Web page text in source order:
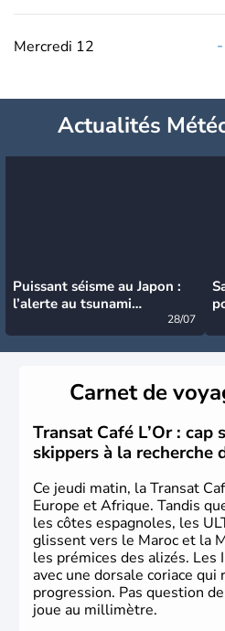
Mercredi 12 -
Actualités
Puissant séisme au Japon :
l’alerte au tsunami
28/07
Carnet de
Transat Café L’Or : cap
skippers à la recherche
Ce jeudi matin, la Transat
Europe et Afrique. Tandis
les côtes espagnoles, les
glissent vers le Maroc et la
les prémices des alizés.
avec une dorsale coriace
progression. Pas question
joue au millimètre.